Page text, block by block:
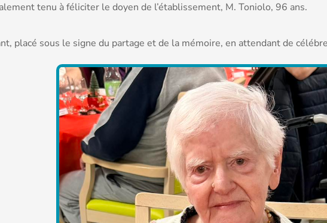
tenu à féliciter le doyen de l’établissement, M. Toniolo, 96 ans.
placé sous le signe du partage et de la mémoire, en attendant de